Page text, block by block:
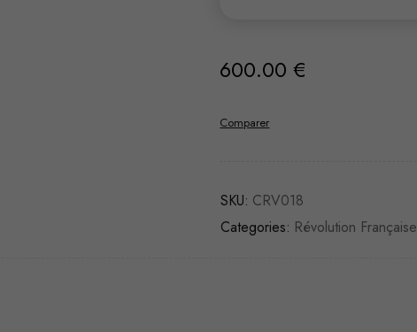
600.00€
Comparer
SKU: CRV018
Categories: Révolution Française